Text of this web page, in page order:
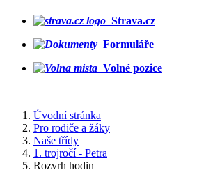
Strava.cz
Formuláře
Volné pozice
Úvodní stránka
Pro rodiče a žáky
Naše třídy
1. trojročí - Petra
Rozvrh hodin